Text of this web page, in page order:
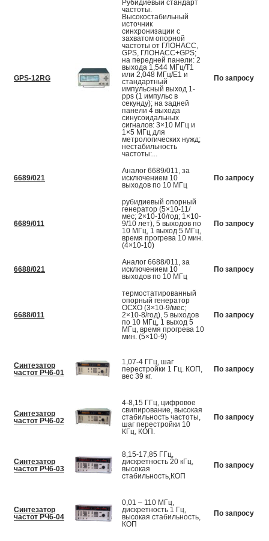
GPS-12RG
Рубидиевый стандарт
частоты.
Высокостабильный
источник
синхронизации с
захватом опорной
частоты от ГЛОНАСС,
GPS, ГЛОНАСС+GPS;
на передней панели: 2
выхода 1,544 МГц/Т1
или 2,048 МГц/Е1 и
стандартный
импульсный выход 1-
pps (1 импульс в
секунду); на задней
панели 4 выхода
синусоидальных
сигналов: 3×10 МГц и
1×5 МГц для
метрологических нужд;
нестабильность
частоты:...
По запросу
6689/021
Аналог 6689/011, за
исключением 10
выходов по 10 МГц
По запросу
6689/011
рубидиевый опорный
генератор (5×10-11/
мес; 2×10-10/год; 1×10-
9/10 лет), 5 выходов по
10 МГц, 1 выход 5 МГц,
время прогрева 10 мин.
(4×10-10)
По запросу
6688/021
Аналог 6688/011, за
исключением 10
выходов по 10 МГц
По запросу
6688/011
термостатированный
опорный генератор
ОСХО (3×10-9/мес;
2×10-8/год), 5 выходов
по 10 МГц, 1 выход 5
МГц, время прогрева 10
мин. (5×10-9)
По запросу
Синтезатор
частот РЧ6-01
1,07-4 ГГц, шаг
перестройки 1 Гц. КОП,
вес 39 кг.
По запросу
Синтезатор
частот РЧ6-02
4-8,15 ГГц, цифровое
свипирование, высокая
стабильность частоты,
шаг перестройки 10
КГц, КОП.
По запросу
Синтезатор
частот РЧ6-03
8,15-17,85 ГГц,
дискретность 20 кГц,
высокая
стабильность,КОП
По запросу
Синтезатор
частот РЧ6-04
0,01 – 110 МГц,
дискретность 1 Гц,
высокая стабильность,
КОП
По запросу